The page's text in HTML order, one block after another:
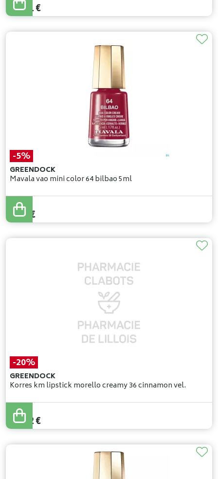
26,11€
-5%
GREENDOCK
Mavala vao mini color 64 bilbao 5ml
6,99€
6,64 €
-20%
GREENDOCK
Korres km lipstick morello creamy 36 cinnamon vel.
24,27
19,42€